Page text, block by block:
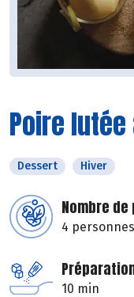
Poire
Dessert Hiver
Nombre
4 personnes
10 min